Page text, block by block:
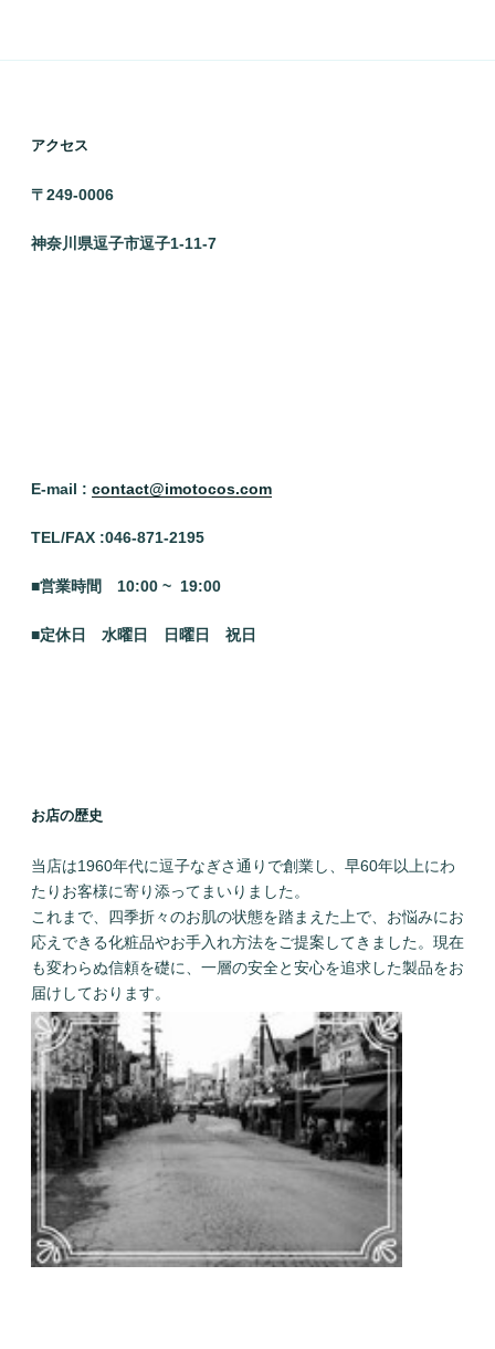
アクセス
〒249-0006
神奈川県逗子市逗子1-11-7
E-mail : contact@imotocos.com
TEL/FAX :046-871-2195
■営業時間 10:00 ~ 19:00
■定休日 水曜日 日曜日 祝日
お店の歴史
当店は1960年代に逗子なぎさ通りで創業し、早60年以上にわ
たりお客様に寄り添ってまいりました。
これまで、四季折々のお肌の状態を踏まえた上で、お悩みにお
応えできる化粧品やお手入れ方法をご提案してきました。現在
も変わらぬ信頼を礎に、一層の安全と安心を追求した製品をお
届けしております。